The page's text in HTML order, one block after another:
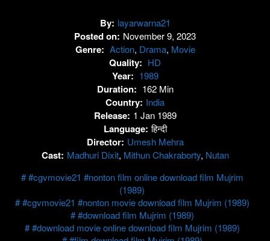
By: layarwarna21
Posted on: November 9, 2023
Genre: Action, Drama, Movie
Quality: HD
Year: 1989
Duration: 162 Min
Country: India
Release: 1 Jan 1989
Language: हिन्दी
Director: Umesh Mehra
Cast: Madhuri Dixit, Mithun Chakraborty, Nutan
#cgvmovie21 #nonton film online download film Mujrim
(1989)
#cgvmovie21 #nonton movie download film Mujrim (1989)
#download film Mujrim (1989)
#download movie online download film Mujrim (1989)